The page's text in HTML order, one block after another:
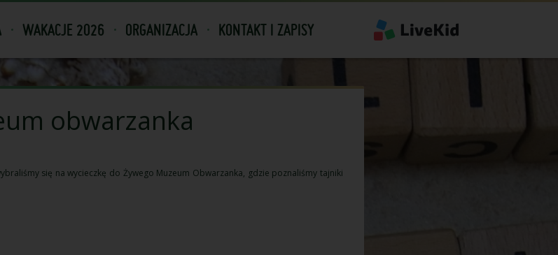
WAKACJE 2026 ORGANIZACJA KONTAKT I ZAPISY
obwarzanka
się na wycieczkę do Żywego Muzeum Obwarzanka, gdzie poznaliśmy tajniki